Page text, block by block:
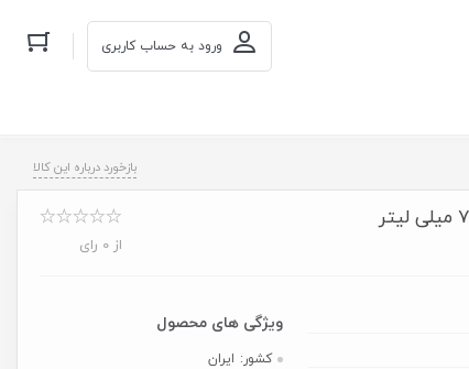
ورود به حساب کاربری
بازخورد درباره این کالا
از 0 رای
کشور: ایران